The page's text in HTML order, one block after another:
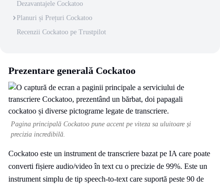
Dezavantajele Cockatoo
Planuri și Prețuri Cockatoo
Recenzii Cockatoo pe Trustpilot
Prezentare generală Cockatoo
Pagina principală Cockatoo pune accent pe viteza sa uluitoare și
precizia incredibilă.
Cockatoo este un instrument de transcriere bazat pe IA care poate
converti fișiere audio/video în text cu o precizie de 99%. Este un
instrument simplu de tip speech-to-text care suportă peste 90 de